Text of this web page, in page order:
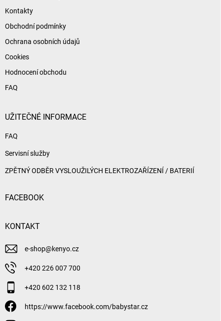
Kontakty
Obchodní podmínky
Ochrana osobních údajů
Cookies
Hodnocení obchodu
FAQ
UŽITEČNÉ INFORMACE
FAQ
Servisní služby
ZPĚTNÝ ODBĚR VYSLOUŽILÝCH ELEKTROZAŘÍZENÍ / BATERIÍ
FACEBOOK
KONTAKT
e-shop@kenyo.cz
+420 226 007 700
+420 602 132 118
https://www.facebook.com/babystar.cz